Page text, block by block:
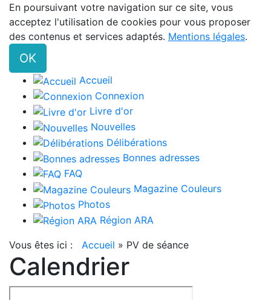
En poursuivant votre navigation sur ce site, vous
acceptez l'utilisation de cookies pour vous proposer
des contenus et services adaptés. Mentions légales.
OK
Accueil
Connexion
Livre d'or
Nouvelles
Délibérations
Bonnes adresses
FAQ
Magazine Couleurs
Photos
Région ARA
Vous êtes ici : Accueil » PV de séance
Calendrier